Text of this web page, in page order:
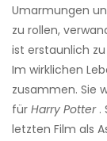
Umarmungen
zu rollen,
ist erstaunlich
Im wirklichen
zusammen. Sie
für Harry Potter.
letzten Film als